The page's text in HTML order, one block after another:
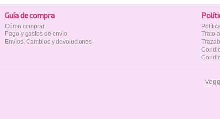
Guía de compra
Cómo comprar
Pago y gastos de envío
Envíos, Cambios y devoluciones
Trato